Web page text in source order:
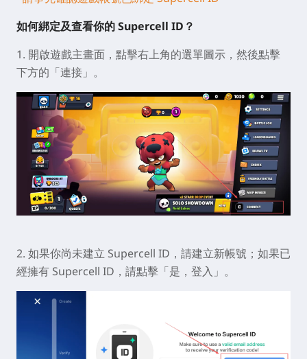
如何綁定及查看你的 Supercell ID？
1. 開啟遊戲主畫面，點擊右上角的選單圖示，然後點擊
下方的「連接」。
2. 如果你尚未建立 Supercell ID，請建立新帳號；如果已
經擁有 Supercell ID，請點擊「是，登入」。